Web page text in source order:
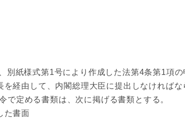
紙様式第1号により作成した法第4条第1項
経由して、内閣総理大臣に提出しなければな
定める書類は、次に掲げる書類とする。
た書面